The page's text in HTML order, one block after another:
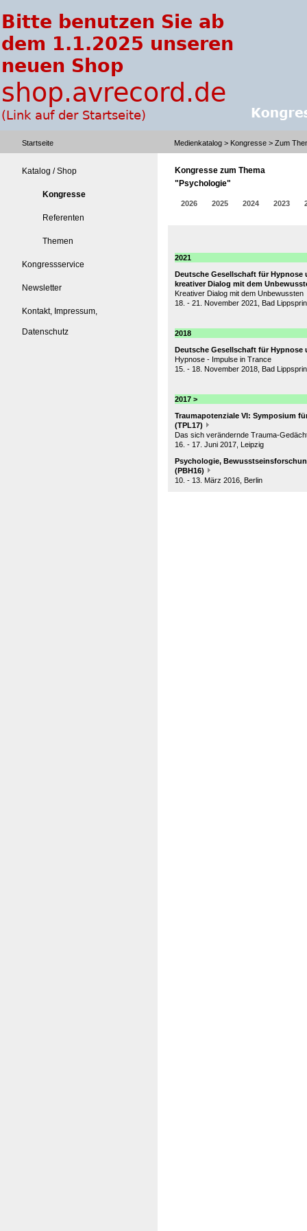
Startseite Medienkatalog > Kongresse > Zum
Katalog / Shop
Kongresse
Referenten
Themen
Kongressservice
Newsletter
Kontakt, Impressum,
Datenschutz
Kongresse zum Thema
"Psychologie"
2026 2025 2024 2023
2021
Deutsche Gesellschaft für Hypnose
kreativer Dialog mit dem
Kreativer Dialog mit dem Unbewussten
18. - 21. November 2021, Bad
2018
Deutsche Gesellschaft für Hypnose
Hypnose - Impulse in Trance
15. - 18. November 2018, Bad
2017 >
Traumapotenziale VI: Symposium
(TPL17)
Das sich verändernde Trauma-
16. - 17. Juni 2017, Leipzig
Psychologie,
(PBH16)
10. - 13. März 2016, Berlin